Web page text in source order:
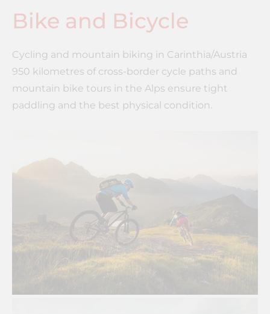
Bike and Bicycle
Cycling and mountain biking in Carinthia/Austria
950 kilometres of cross-border cycle paths and
mountain bike tours in the Alps ensure tight
paddling and the best physical condition.